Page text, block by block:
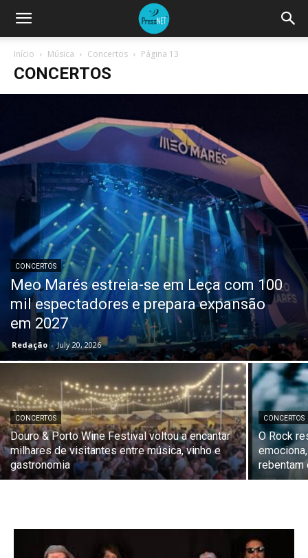
Início Música Concertos Página 13
CONCERTOS
CONCERTOS
Meo Marés estreia-se em Leça com 100
mil espectadores e prepara expansão
em 2027
Redação - July 20, 2026
CONCERTOS
Douro & Porto Wine Festival voltou a encantar
milhares de visitantes entre música, vinho e
gastronomia
CONCERTOS
O Rock
rebentam